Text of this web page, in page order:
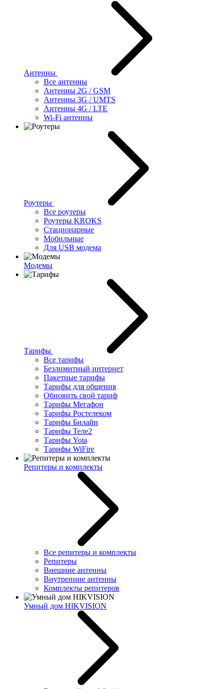
Антенны
Все антенны
Антенны 2G / GSM
Антенны 3G / UMTS
Антенны 4G / LTE
Wi-Fi антенны
Роутеры
Все роутеры
Роутеры KROKS
Стационарные
Мобильные
Для USB модема
Модемы
Тарифы
Все тарифы
Безлимитный интернет
Пакетные тарифы
Тарифы для общения
Обновить свой тариф
Тарифы Мегафон
Тарифы Ростелеком
Тарифы Билайн
Тарифы Теле2
Тарифы Yota
Тарифы WiFire
Репитеры и комплекты
Все репитеры и комплекты
Репитеры
Внешние антенны
Внутренние антенны
Комплекты репитеров
Умный дом HIKVISION